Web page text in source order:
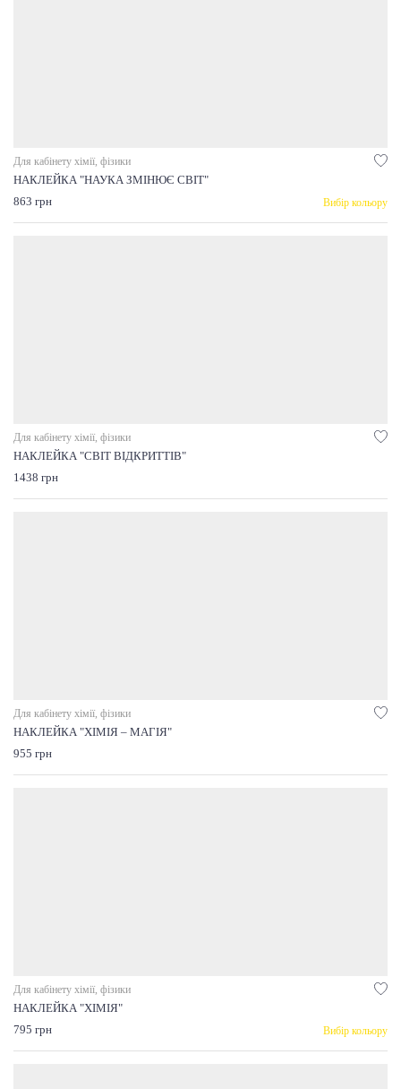
Для кабінету хімії, фізики
НАКЛЕЙКА "НАУКА ЗМІНЮЄ СВІТ"
863 грн
Вибір кольору
Для кабінету хімії, фізики
НАКЛЕЙКА "СВІТ ВІДКРИТТІВ"
1438 грн
Для кабінету хімії, фізики
НАКЛЕЙКА "ХІМІЯ – МАГІЯ"
955 грн
Для кабінету хімії, фізики
НАКЛЕЙКА "ХІМІЯ"
795 грн
Вибір кольору